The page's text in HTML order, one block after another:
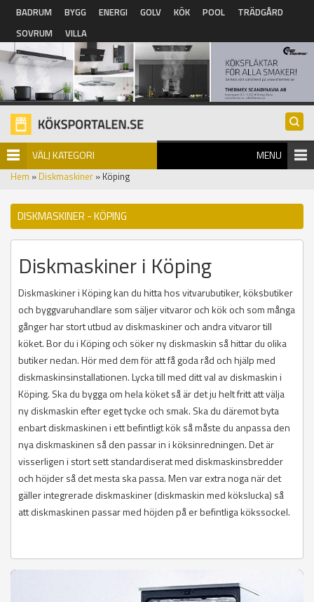
Hoppa till huvudinnehåll
BADRUM BYGG ENERGI GOLV KÖK POOL
TRÄDGÅRD
SOVRUM
VILLA
VÄLJ KATEGORI MENU
Hem » Diskmaskiner » Köping
DISKMASKINER - KÖPING
Diskmaskiner i Köping
Diskmaskiner i Köping kan du hitta hos vitvarubutiker, köksbutiker
och byggvaruhandlare som säljer vitvaror och kök och som många
gånger har stort utbud av diskmaskiner och andra vitvaror till
köket. Bor du i Köping och söker ny diskmaskin så hittar du olika
butiker nedan. Hör med dem för att få goda råd och hjälp med
diskmaskinsinstallationen. Lycka till med ditt val av diskmaskin i
Köping. Ska du bygga om hela köket så är det ju helt fritt att välja
ny diskmaskin efter eget tycke och smak. Ska du däremot byta
enbart diskmaskinen i ett befintligt kök så måste du anpassa den
nya diskmaskinen så den passar in i köksinredningen. Det är
visserligen i stort sett standardiserat med diskmaskinsbredder
och höjder så det mesta ska passa. Men var extra noga när det
gäller integrerade diskmaskiner (diskmaskin med kökslucka) så
att diskmaskinen passar med höjden på er befintliga kökssockel.